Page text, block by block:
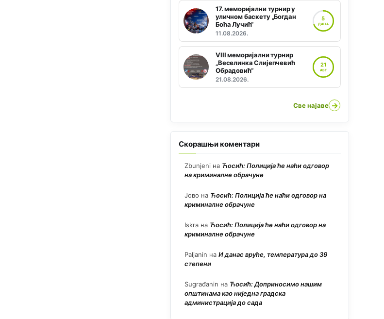
17. меморијални турнир у
уличном баскету „Богдан
Боћа Лучић“
11.08.2026.
5
ДАНА
VIII меморијални турнир
„Веселинка Слијепчевић
Обрадовић“
21.08.2026.
21
АВГ
Све најаве →
Скорашњи коментари
Zbunjeni на Ћосић: Полиција ће наћи одговор
на криминалне обрачуне
Јово на Ћосић: Полиција ће наћи одговор на
криминалне обрачуне
Iskra на Ћосић: Полиција ће наћи одговор на
криминалне обрачуне
Paljanin на И данас вруће, температура до 39
степени
Sugrađanin на Ћосић: Доприносимо нашим
општинама као ниједна градска
администрација до сада